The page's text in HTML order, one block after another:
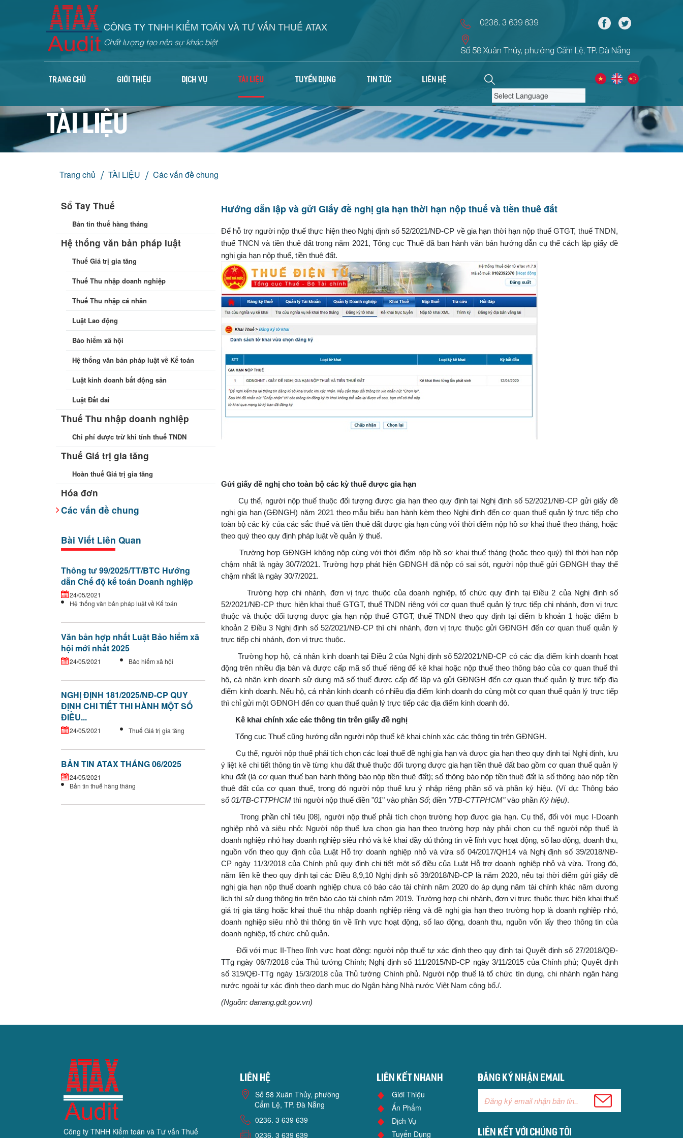
CÔNG TY TNHH KIỂM TOÁN VÀ TƯ VẤN THUẾ ATAX
Chất lượng tạo nên sự khác biệt
0236. 3 639 639
Số 58 Xuân Thủy, phường Cẩm Lệ, TP. Đà Nẵng
TRANG CHỦ GIỚI THIỆU DỊCH VỤ TÀI LIỆU TUYỂN DỤNG TIN TỨC LIÊN HỆ
Powered by Translate
TÀI LIỆU
Trang chủ TÀI LIỆU Các vấn đề chung
Sổ Tay Thuế
Bản tin thuế hàng tháng
Hệ thống văn bản pháp luật
Thuế Giá trị gia tăng
Thuế Thu nhập doanh nghiệp
Thuế Thu nhập cá nhân
Luật Lao động
Bảo hiểm xã hội
Hệ thống văn bản pháp luật về Kế toán
Luật kinh doanh bất động sản
Luật Đất đai
Thuế Thu nhập doanh nghiệp
Chi phí được trừ khi tính thuế TNDN
Thuế Giá trị gia tăng
Hoàn thuế Giá trị gia tăng
Hóa đơn
Các vấn đề chung
Bài Viết Liên Quan
Thông tư 99/2025/TT/BTC Hướng
dẫn Chế độ kế toán Doanh nghiệp
24/05/2021
Hệ thống văn bản pháp luật về Kế toán
Văn bản hợp nhất Luật Bảo hiểm xã
hội mới nhất 2025
24/05/2021 Bảo hiểm xã hội
NGHỊ ĐỊNH 181/2025/NĐ-CP QUY
ĐỊNH CHI TIẾT THI HÀNH MỘT SỐ
ĐIỀU...
24/05/2021 Thuế Giá trị gia tăng
BẢN TIN ATAX THÁNG 06/2025
24/05/2021
Bản tin thuế hàng tháng
Hướng dẫn lập và gửi Giấy đề nghị gia hạn thời hạn nộp thuế và tiền thuê đất
Để hỗ trợ người nộp thuế thực hiện theo Nghị định số 52/2021/NĐ-CP về gia hạn thời hạn nộp thuế GTGT, thuế TNDN,
thuế TNCN và tiền thuê đất trong năm 2021, Tổng cục Thuế đã ban hành văn bản hướng dẫn cụ thể cách lập giấy đề
nghị gia hạn nộp thuế, tiền thuê đất.
Gửi giấy đề nghị cho toàn bộ các kỳ thuế được gia hạn
Cụ thể, người nộp thuế thuộc đối tượng được gia hạn theo quy định tại Nghị định số 52/2021/NĐ-CP gửi giấy đề
nghị gia hạn (GĐNGH) năm 2021 theo mẫu biểu ban hành kèm theo Nghị định đến cơ quan thuế quản lý trực tiếp cho
toàn bộ các kỳ của các sắc thuế và tiền thuê đất được gia hạn cùng với thời điểm nộp hồ sơ khai thuế theo tháng, hoặc
theo quý theo quy định pháp luật về quản lý thuế.
Trường hợp GĐNGH không nộp cùng với thời điểm nộp hồ sơ khai thuế tháng (hoặc theo quý) thì thời hạn nộp
chậm nhất là ngày 30/7/2021. Trường hợp phát hiện GĐNGH đã nộp có sai sót, người nộp thuế gửi GĐNGH thay thế
chậm nhất là ngày 30/7/2021.
Trường hợp chi nhánh, đơn vị trực thuộc của doanh nghiệp, tổ chức quy định tại Điều 2 của Nghị định số
52/2021/NĐ-CP thực hiện khai thuế GTGT, thuế TNDN riêng với cơ quan thuế quản lý trực tiếp chi nhánh, đơn vị trực
thuộc và thuộc đối tượng được gia hạn nộp thuế GTGT, thuế TNDN theo quy định tại điểm b khoản 1 hoặc điểm b
khoản 2 Điều 3 Nghị định số 52/2021/NĐ-CP thì chi nhánh, đơn vị trực thuộc gửi GĐNGH đến cơ quan thuế quản lý
trực tiếp chi nhánh, đơn vị trực thuộc.
Trường hợp hộ, cá nhân kinh doanh tại Điều 2 của Nghị định số 52/2021/NĐ-CP có các địa điểm kinh doanh hoạt
động trên nhiều địa bàn và được cấp mã số thuế riêng để kê khai hoặc nộp thuế theo thông báo của cơ quan thuế thì
hộ, cá nhân kinh doanh sử dụng mã số thuế được cấp để lập và gửi GĐNGH đến cơ quan thuế quản lý trực tiếp địa
điểm kinh doanh. Nếu hộ, cá nhân kinh doanh có nhiều địa điểm kinh doanh do cùng một cơ quan thuế quản lý trực tiếp
thì chỉ gửi một GĐNGH đến cơ quan thuế quản lý trực tiếp các địa điểm kinh doanh đó.
Kê khai chính xác các thông tin trên giấy đề nghị
Tổng cục Thuế cũng hướng dẫn người nộp thuế kê khai chính xác các thông tin trên GĐNGH.
Cụ thể, người nộp thuế phải tích chọn các loại thuế đề nghị gia hạn và được gia hạn theo quy định tại Nghị định, lưu
ý liệt kê chi tiết thông tin về từng khu đất thuê thuộc đối tượng được gia hạn tiền thuê đất bao gồm cơ quan thuế quản lý
khu đất (là cơ quan thuế ban hành thông báo nộp tiền thuê đất); số thông báo nộp tiền thuê đất là số thông báo nộp tiền
thuê đất của cơ quan thuế, trong đó người nộp thuế lưu ý nhập riêng phần số và phần ký hiệu. (Ví dụ: Thông báo
số01/TB-CTTPHCM thì người nộp thuế điền "01" vào phầnSố; điền "/TB-CTTPHCM"vào phầnKý hiệu).
Trong phần chỉ tiêu [08], người nộp thuế phải tích chọn trường hợp được gia hạn. Cụ thể, đối với mục I-Doanh
nghiệp nhỏ và siêu nhỏ: Người nộp thuế lựa chọn gia hạn theo trường hợp này phải chọn cụ thể người nộp thuế là
doanh nghiệp nhỏ hay doanh nghiệp siêu nhỏ và kê khai đầy đủ thông tin về lĩnh vực hoạt động, số lao động, doanh thu,
nguồn vốn theo quy định của Luật Hỗ trợ doanh nghiệp nhỏ và vừa số 04/2017/QH14 và Nghị định số 39/2018/NĐ-
CP ngày 11/3/2018 của Chính phủ quy định chi tiết một số điều của Luật Hỗ trợ doanh nghiệp nhỏ và vừa. Trong đó,
năm liền kề theo quy định tại các Điều 8,9,10 Nghị định số 39/2018/NĐ-CP là năm 2020, nếu tại thời điểm gửi giấy đề
nghị gia hạn nộp thuế doanh nghiệp chưa có báo cáo tài chính năm 2020 do áp dụng năm tài chính khác năm dương
lịch thì sử dụng thông tin trên báo cáo tài chính năm 2019. Trường hợp chi nhánh, đơn vị trực thuộc thực hiện khai thuế
giá trị gia tăng hoặc khai thuế thu nhập doanh nghiệp riêng và đề nghị gia hạn theo trường hợp là doanh nghiệp nhỏ,
doanh nghiệp siêu nhỏ thì thông tin về lĩnh vực hoạt động, số lao động, doanh thu, nguồn vốn lấy theo thông tin của
doanh nghiệp, tổ chức chủ quản.
Đối với mục II-Theo lĩnh vực hoạt động: người nộp thuế tự xác định theo quy định tại Quyết định số 27/2018/QĐ-
TTg ngày 06/7/2018 của Thủ tướng Chính; Nghị định số 111/2015/NĐ-CP ngày 3/11/2015 của Chính phủ; Quyết định
số 319/QĐ-TTg ngày 15/3/2018 của Thủ tướng Chính phủ. Người nộp thuế là tổ chức tín dụng, chi nhánh ngân hàng
nước ngoài tự xác định theo danh mục do Ngân hàng Nhà nước Việt Nam công bố./.
(Nguồn: danang.gdt.gov.vn)
Công ty TNHH Kiểm toán và Tư vấn Thuế
Liên hệ
Số 58 Xuân Thủy, phường
Cẩm Lệ, TP. Đà Nẵng
0236. 3 639 639
0236. 3 639 639
Liên kết nhanh
Giới Thiệu
Ấn Phẩm
Dịch Vụ
Tuyển Dụng
Đăng ký nhận email
Liên kết với chúng tôi